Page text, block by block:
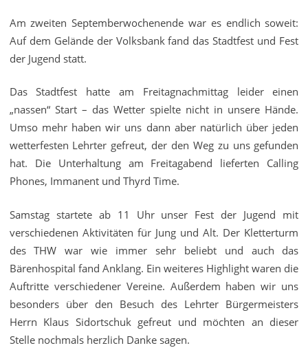
Am zweiten Septemberwochenende war es endlich soweit:
Auf dem Gelände der Volksbank fand das Stadtfest und Fest
der Jugend statt.
Das Stadtfest hatte am Freitagnachmittag leider einen
„nassen“ Start – das Wetter spielte nicht in unsere Hände.
Umso mehr haben wir uns dann aber natürlich über jeden
wetterfesten Lehrter gefreut, der den Weg zu uns gefunden
hat. Die Unterhaltung am Freitagabend lieferten Calling
Phones, Immanent und Thyrd Time.
Samstag startete ab 11 Uhr unser Fest der Jugend mit
verschiedenen Aktivitäten für Jung und Alt. Der Kletterturm
des THW war wie immer sehr beliebt und auch das
Bärenhospital fand Anklang. Ein weiteres Highlight waren die
Auftritte verschiedener Vereine. Außerdem haben wir uns
besonders über den Besuch des Lehrter Bürgermeisters
Herrn Klaus Sidortschuk gefreut und möchten an dieser
Stelle nochmals herzlich Danke sagen.